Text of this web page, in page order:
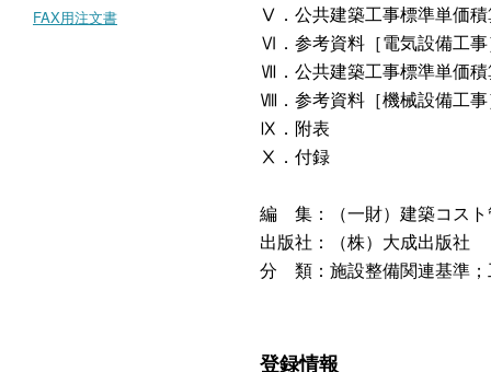
FAX用注文書
Ⅴ．公共建築工事標準単価
Ⅵ．参考資料［電気設備工
Ⅶ．公共建築工事標準単価
Ⅷ．参考資料［機械設備工
Ⅸ．附表
Ⅹ．付録
編 集：（一財）建築コスト
出版社：（株）大成出版社
分 類：施設整備関連基準；
登録情報